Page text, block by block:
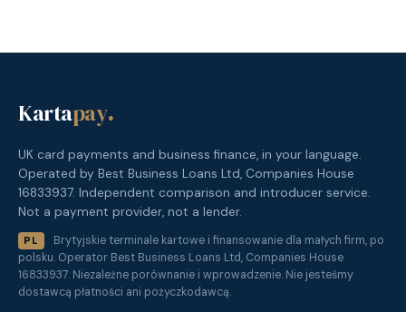
Kartapay.
UK card payments and business finance, in your language.
Operated by Best Business Loans Ltd, Companies House
16833937. Independent comparison and introducer service.
Not a payment provider, not a lender.
PL
Brytyjskie terminale kartowe i finansowanie dla małych firm, po
polsku. Operator Best Business Loans Ltd, Companies House
16833937. Niezależne porównanie i wprowadzenie. Nie jesteśmy
dostawcą płatności ani pożyczkodawcą.